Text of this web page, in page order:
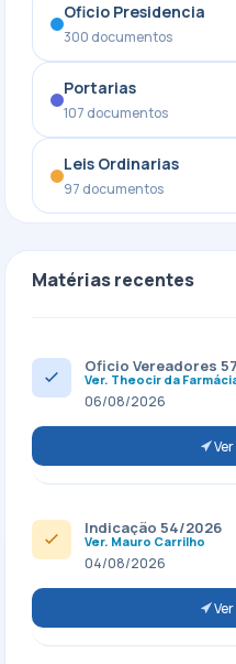
Oficio Presidencia
300 documentos
Portarias
107 documentos
Leis Ordinarias
97 documentos
Matérias recentes
Oficio Vereadores
Ver. Theocir da
06/08/2026
Indicação 54/2026
Ver. Mauro Carrilho
04/08/2026